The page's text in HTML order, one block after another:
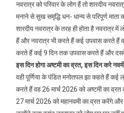
नवरात्र को परिवार के लोग हैं तो शारदीय
मनाने से सुख समृद्धि धन- धान्य से परिपूर्ण माता
शारदीय नवरात्र के तरह ही होता है नवरात्र
हैं और नवरात्र भी करते हैं कई उपवास करते हैं
करते हैं कई 9 दिन तक उपवास करते हैं और
इस दिन होगा अष्टमी का व्रत, इस दिन करे
वही पूर्णिया के पंडित मनोतपल झा कहते हैं कई
करते हैं वह 26 मार्च 2026 को अष्टमी का
27 मार्च 2026 को महानवमी का व्रत करेंगे.और